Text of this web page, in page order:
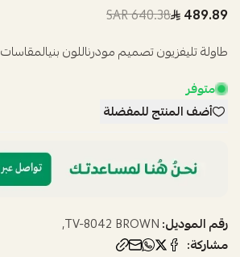
489.89
640.38 SAR
طاولة تليفزيون تصميم مودرناللون بنيالمقاسات 180*40*50...
متوفر
أضف المنتج للمفضلة
رقم الموديل:TV-8042 BROWN,
مشاركة: